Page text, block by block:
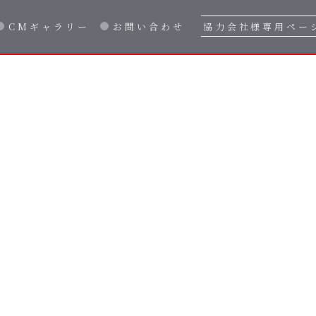
CMギャラリー お問い合わせ 協力会社様専用ペー